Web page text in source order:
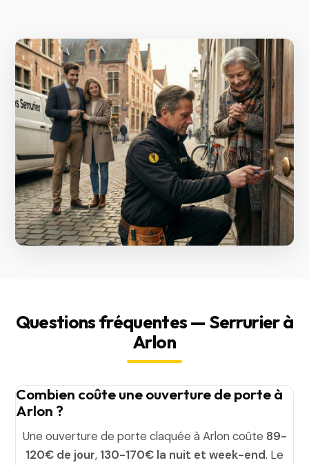
Questions fréquentes — Serrurier à
Arlon
Combien coûte une ouverture de porte à
Arlon ?
Une ouverture de porte claquée à Arlon coûte 89-
120€ de jour, 130-170€ la nuit et week-end. Le